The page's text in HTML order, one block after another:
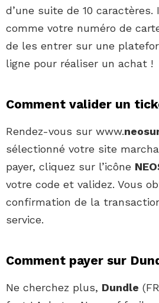
d’une suite de 10 caractères.
comme votre numéro de
de les entrer sur une
ligne pour réaliser un achat !
Comment valider un
Rendez-vous sur www.
sélectionné votre site
payer, cliquez sur l’icône
votre code et validez. Vous
confirmation de la
service.
Comment payer sur
Ne cherchez plus, Dundle